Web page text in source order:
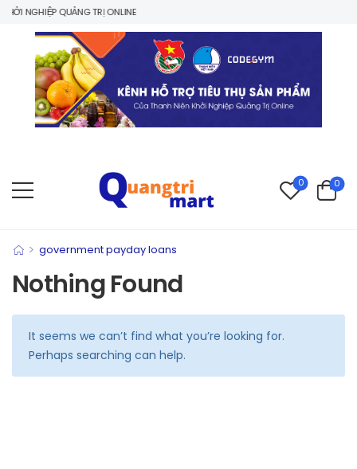
NGHIỆP QUẢNG TRỊ ONLINE
0 0
> government payday loans
Nothing Found
It seems we can’t find what you’re looking for.
Perhaps searching can help.